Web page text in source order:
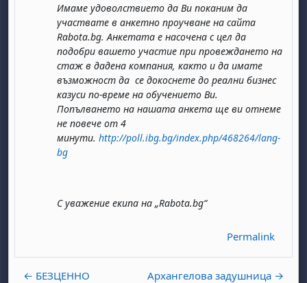
Имаме удоволствието да Ви поканим да
участвате в анкетно проучване на сайта
Rabota.bg. Анкетата е насочена с цел да
подобри вашето участие при провеждането на
стаж в дадена компания, както и да имате
възможност да се докоснете до реални бизнес
казуси по-време на обучението Ви.
Попълването на нашата анкета ще ви отнеме
не повече от 4
минути. http://poll.ibg.bg/index.php/468264/lang-
bg
С уважение екипа на „Rabota.bg“
Permalink
← БЕЗЦЕННО Архангелова задушница →